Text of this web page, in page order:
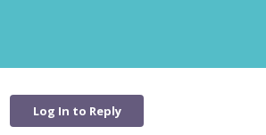
Log In to Reply